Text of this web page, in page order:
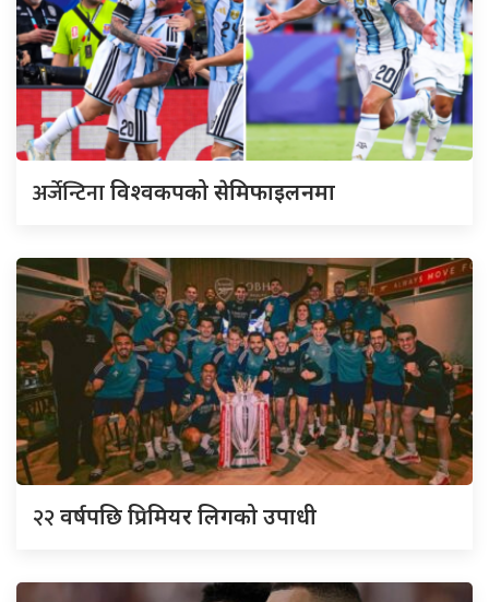
अर्जेन्टिनाविश्वकपको सेमिफाइलनमा
२२वर्षपछि प्रिमियर लिगको उपाधी